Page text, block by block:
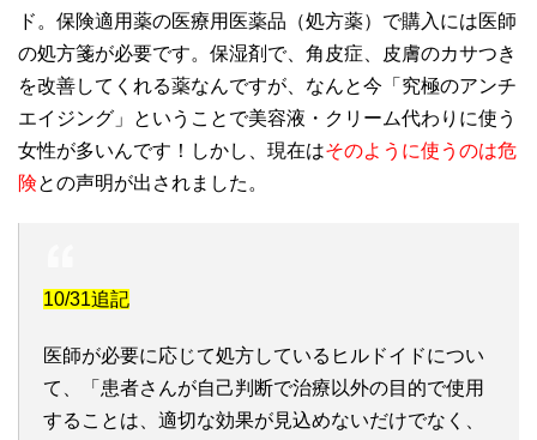
ド。保険適用薬の医療用医薬品（処方薬）で購入には医師
の処方箋が必要です。保湿剤で、角皮症、皮膚のカサつき
を改善してくれる薬なんですが、なんと今「究極のアンチ
エイジング」ということで美容液・クリーム代わりに使う
女性が多いんです！しかし、現在はそのように使うのは危
険との声明が出されました。
10/31追記
医師が必要に応じて処方しているヒルドイドについ
て、「患者さんが自己判断で治療以外の目的で使用
することは、適切な効果が見込めないだけでなく、